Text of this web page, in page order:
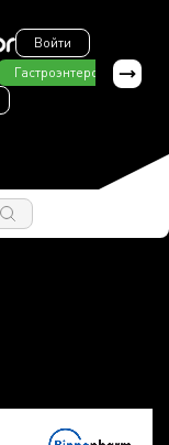
Войти
Гастроэнтерология